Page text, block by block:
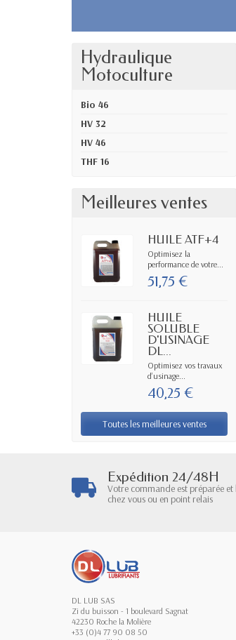
Hydraulique
Motoculture
Bio 46
HV 32
HV 46
THF 16
Meilleures ventes
HUILE ATF+4
Optimisez la
performance de votre...
51,75 €
HUILE
SOLUBLE
D'USINAGE
DL...
Optimisez vos travaux
d’usinage...
40,25 €
Toutes les meilleures ventes
Expédition 24/48H
Votre commande est préparée et
chez vous ou en point relais
DL LUB SAS
Zi du buisson - 1 boulevard Sagnat
42230 Roche la Molière
+33 (0)4 77 90 08 50